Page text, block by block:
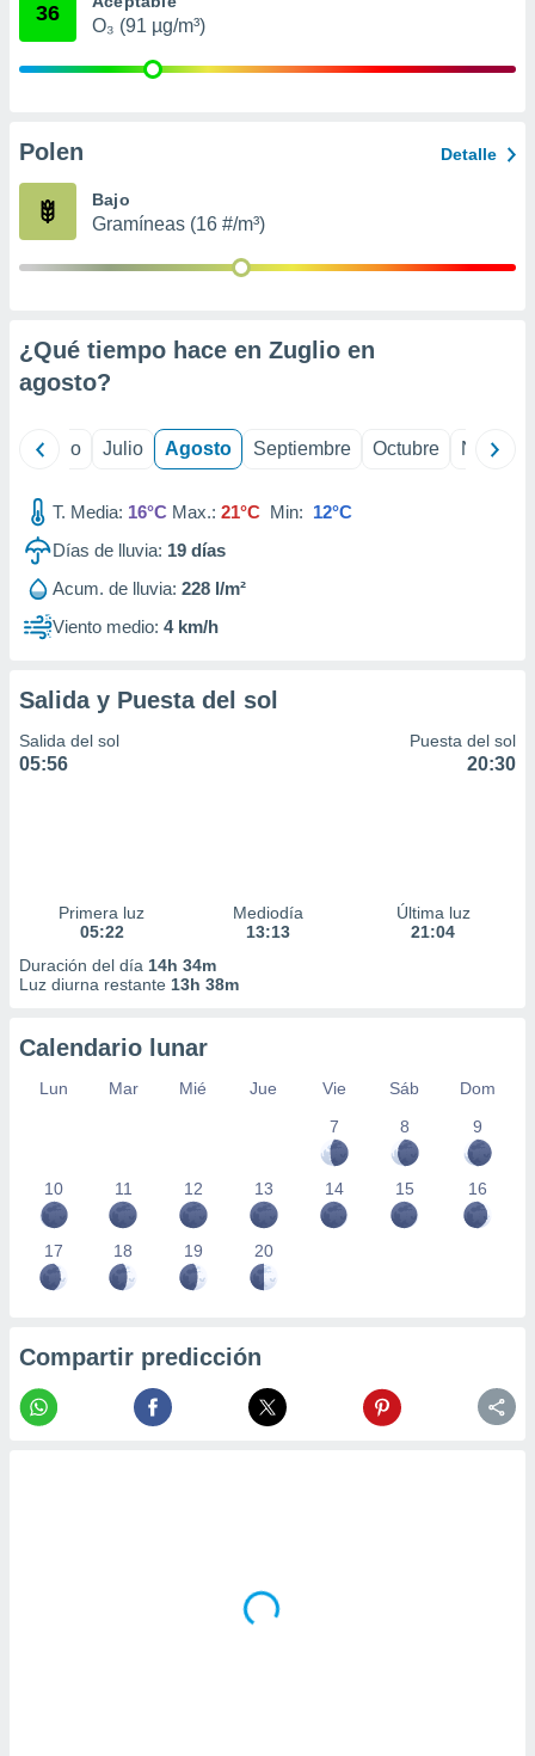
publicidad
de
1199
36
O₃ (91 µg/m³)
Polen Detalle
Bajo
Gramíneas (16 #/m³)
¿Qué tiempo hace en Zuglio en
agosto?
Junio Julio Agosto Septiembre Octubre
T. Media: 16°C Max.: 21°C Min: 12°C
Días de lluvia: 19 días
Acum. de lluvia: 228 l/m²
Viento medio: 4 km/h
Salida y Puesta del sol
Salida del sol
05:56
Puesta del sol
20:30
Primera luz
05:22
Mediodía
13:13
Última luz
21:04
Duración del día 14h 34m
Luz diurna restante 13h 38m
Calendario lunar
Lun Mar Mié Jue Vie Sáb
Dom
7
8 9
10 11 12 13 14 15 16
17 18 19 20
Compartir predicción